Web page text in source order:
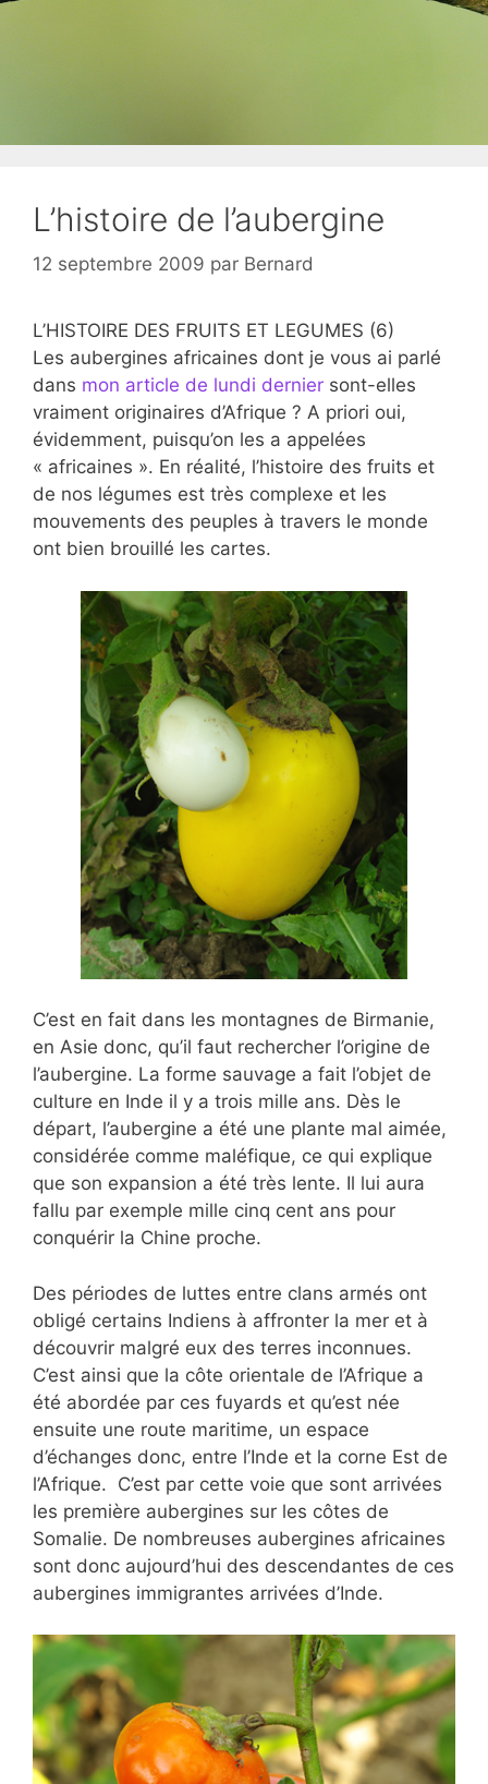
L’histoire de l’aubergine
12 septembre 2009 par Bernard
L’HISTOIRE DES FRUITS ET LEGUMES (6)
Les aubergines africaines dont je vous ai parlé
dans mon article de lundi dernier sont-elles
vraiment originaires d’Afrique ? A priori oui,
évidemment, puisqu’on les a appelées
« africaines ». En réalité, l’histoire des fruits et
de nos légumes est très complexe et les
mouvements des peuples à travers le monde
ont bien brouillé les cartes.
C’est en fait dans les montagnes de Birmanie,
en Asie donc, qu’il faut rechercher l’origine de
l’aubergine. La forme sauvage a fait l’objet de
culture en Inde il y a trois mille ans. Dès le
départ, l’aubergine a été une plante mal aimée,
considérée comme maléfique, ce qui explique
que son expansion a été très lente. Il lui aura
fallu par exemple mille cinq cent ans pour
conquérir la Chine proche.
Des périodes de luttes entre clans armés ont
obligé certains Indiens à affronter la mer et à
découvrir malgré eux des terres inconnues.
C’est ainsi que la côte orientale de l’Afrique a
été abordée par ces fuyards et qu’est née
ensuite une route maritime, un espace
d’échanges donc, entre l’Inde et la corne Est de
l’Afrique. C’est par cette voie que sont arrivées
les première aubergines sur les côtes de
Somalie. De nombreuses aubergines africaines
sont donc aujourd’hui des descendantes de ces
aubergines immigrantes arrivées d’Inde.